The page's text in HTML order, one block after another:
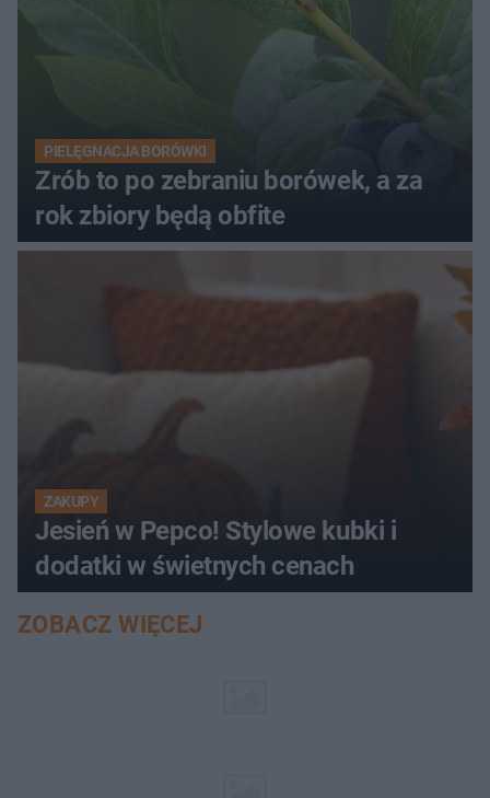
PIELĘGNACJA BORÓWKI
Zrób to po zebraniu borówek, a za
rok zbiory będą obfite
ZAKUPY
Jesień w Pepco! Stylowe kubki i
dodatki w świetnych cenach
ZOBACZ WIĘCEJ